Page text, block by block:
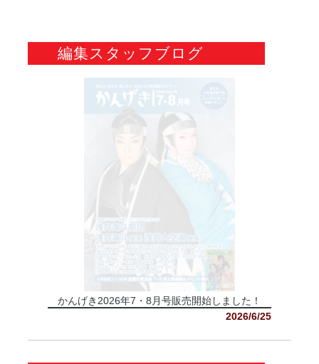
編集スタッフブログ
かんげき2026年7・8月号販売開始しました！
2026/6/25